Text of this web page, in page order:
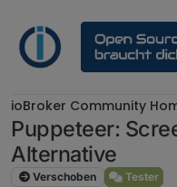
ioBroker Community
Puppeteer:
Alternative
Verschoben
Tester